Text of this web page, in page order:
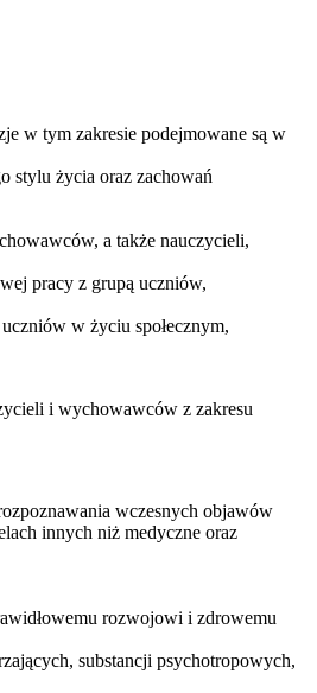
w tym zakresie podejmowane są w
stylu życia oraz zachowań
a także nauczycieli,
pracy z grupą uczniów,
w życiu społecznym,
i wychowawców z zakresu
wczesnych objawów
innych niż medyczne oraz
rozwojowi i zdrowemu
substancji psychotropowych,